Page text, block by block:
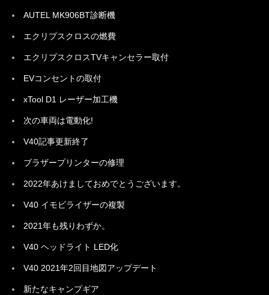
AUTEL MK906BT診断機
エクリプスクロスの燃費
エクリプスクロスTVキャンセラー取付
EVコンセントの取付
xTool D1 レーザー加工機
次の車両は電動化!
V40記事更新終了
ブラザープリンターの修理
2022年あけましておめでとうございます。
V40 イモビライザーの複製
2021年も残りわずか。
V40 ヘッドライト LED化
V40 2021年2回目地図アップデート
新たなキャンプギア